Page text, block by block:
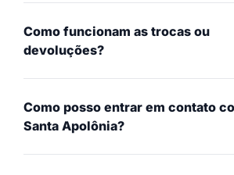
Como funcionam as trocas ou
devoluções?
Como posso entrar em contato
Santa Apolônia?